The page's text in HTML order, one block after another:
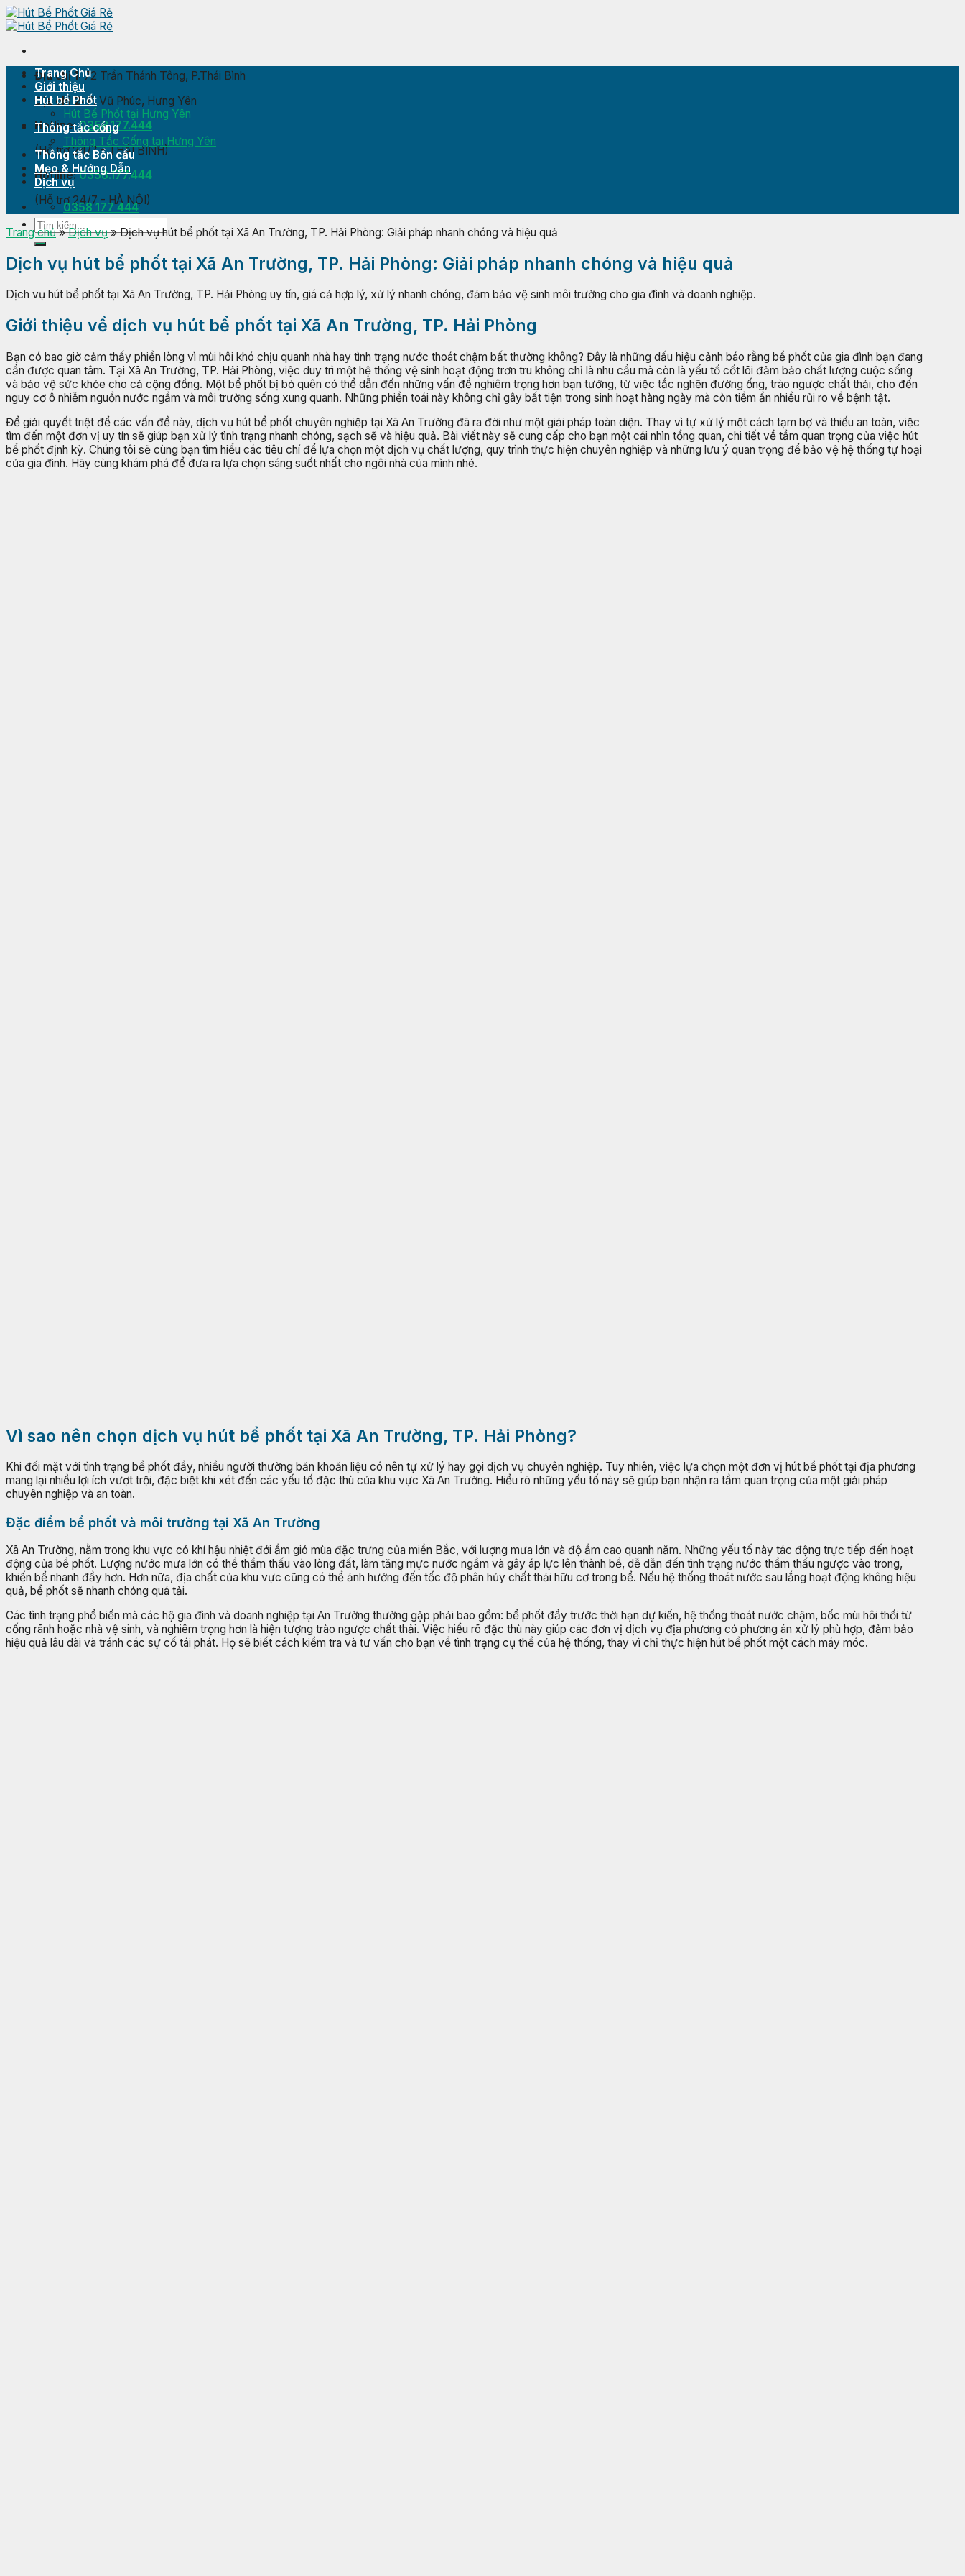
Skip
to
Địa chỉ 1:72 Trần Thánh Tông, P.Thái Bình
Địa chỉ 2:P. Vũ Phúc, Hưng Yên
Hotline: 0358.177.444
(Hỗ trợ 24/7 - THÁI BÌNH)
Hotline: 0358.177.444
(Hỗ trợ 24/7 - HÀ NỘI)
Trang Chủ
Giới thiệu
Hút bể Phốt
Hút Bể Phốt tại Hưng Yên
Thông tắc cống
Thông Tắc Cống tại Hưng Yên
Thông tắc Bồn cầu
Mẹo & Hướng Dẫn
Dịch vụ
0358 177 444
Trang chủ»Dịch vụ»Dịch vụ hút bể phốt tại Xã An Trường, TP. Hải Phòng: Giải pháp nhanh chóng và hiệu quả
Dịch vụ hút bể phốt tại Xã An Trường, TP. Hải Phòng: Giải pháp nhanh chóng và hiệu quả
Dịch vụ hút bể phốt tại Xã An Trường, TP. Hải Phòng uy tín, giá cả hợp lý, xử lý nhanh chóng, đảm bảo vệ sinh môi trường cho gia đình và doanh nghiệp.
Giới thiệu về dịch vụ hút bể phốt tại Xã An Trường, TP. Hải Phòng
Bạn có bao giờ cảm thấy phiền lòng vì mùi hôi khó chịu quanh nhà hay tình trạng nước thoát chậm bất thường không? Đây là những dấu hiệu cảnh báo rằng bể phốt của gia đình bạn đang
cần được quan tâm. Tại Xã An Trường, TP. Hải Phòng, việc duy trì một hệ thống vệ sinh hoạt động trơn tru không chỉ là nhu cầu mà còn là yếu tố cốt lõi đảm bảo chất lượng cuộc sống
và bảo vệ sức khỏe cho cả cộng đồng. Một bể phốt bị bỏ quên có thể dẫn đến những vấn đề nghiêm trọng hơn bạn tưởng, từ việc tắc nghẽn đường ống, trào ngược chất thải, cho đến
nguy cơ ô nhiễm nguồn nước ngầm và môi trường sống xung quanh. Những phiền toái này không chỉ gây bất tiện trong sinh hoạt hàng ngày mà còn tiềm ẩn nhiều rủi ro về bệnh tật.
Để giải quyết triệt để các vấn đề này, dịch vụ hút bể phốt chuyên nghiệp tại Xã An Trường đã ra đời như một giải pháp toàn diện. Thay vì tự xử lý một cách tạm bợ và thiếu an toàn, việc
tìm đến một đơn vị uy tín sẽ giúp bạn xử lý tình trạng nhanh chóng, sạch sẽ và hiệu quả. Bài viết này sẽ cung cấp cho bạn một cái nhìn tổng quan, chi tiết về tầm quan trọng của việc hút
bể phốt định kỳ. Chúng tôi sẽ cùng bạn tìm hiểu các tiêu chí để lựa chọn một dịch vụ chất lượng, quy trình thực hiện chuyên nghiệp và những lưu ý quan trọng để bảo vệ hệ thống tự hoại
của gia đình. Hãy cùng khám phá để đưa ra lựa chọn sáng suốt nhất cho ngôi nhà của mình nhé.
Vì sao nên chọn dịch vụ hút bể phốt tại Xã An Trường, TP. Hải Phòng?
Khi đối mặt với tình trạng bể phốt đầy, nhiều người thường băn khoăn liệu có nên tự xử lý hay gọi dịch vụ chuyên nghiệp. Tuy nhiên, việc lựa chọn một đơn vị hút bể phốt tại địa phương
mang lại nhiều lợi ích vượt trội, đặc biệt khi xét đến các yếu tố đặc thù của khu vực Xã An Trường. Hiểu rõ những yếu tố này sẽ giúp bạn nhận ra tầm quan trọng của một giải pháp
chuyên nghiệp và an toàn.
Đặc điểm bể phốt và môi trường tại Xã An Trường
Xã An Trường, nằm trong khu vực có khí hậu nhiệt đới ẩm gió mùa đặc trưng của miền Bắc, với lượng mưa lớn và độ ẩm cao quanh năm. Những yếu tố này tác động trực tiếp đến hoạt
động của bể phốt. Lượng nước mưa lớn có thể thẩm thấu vào lòng đất, làm tăng mực nước ngầm và gây áp lực lên thành bể, dễ dẫn đến tình trạng nước thẩm thấu ngược vào trong,
khiến bể nhanh đầy hơn. Hơn nữa, địa chất của khu vực cũng có thể ảnh hưởng đến tốc độ phân hủy chất thải hữu cơ trong bể. Nếu hệ thống thoát nước sau lắng hoạt động không hiệu
quả, bể phốt sẽ nhanh chóng quá tải.
Các tình trạng phổ biến mà các hộ gia đình và doanh nghiệp tại An Trường thường gặp phải bao gồm: bể phốt đầy trước thời hạn dự kiến, hệ thống thoát nước chậm, bốc mùi hôi thối từ
cống rãnh hoặc nhà vệ sinh, và nghiêm trọng hơn là hiện tượng trào ngược chất thải. Việc hiểu rõ đặc thù này giúp các đơn vị dịch vụ địa phương có phương án xử lý phù hợp, đảm bảo
hiệu quả lâu dài và tránh các sự cố tái phát. Họ sẽ biết cách kiểm tra và tư vấn cho bạn về tình trạng cụ thể của hệ thống, thay vì chỉ thực hiện hút bể phốt một cách máy móc.